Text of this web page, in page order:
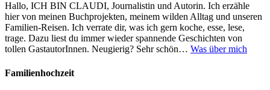
Hallo, ICH BIN CLAUDI, Journalistin und Autorin. Ich erzähle
hier von meinen Buchprojekten, meinem wilden Alltag und unseren
Familien-Reisen. Ich verrate dir, was ich gern koche, esse, lese,
trage. Dazu liest du immer wieder spannende Geschichten von
tollen GastautorInnen. Neugierig? Sehr schön… Was über mich
Familienhochzeit